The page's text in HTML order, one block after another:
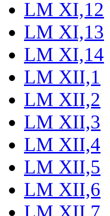
LM XI,12
LM XI,13
LM XI,14
LM XII,1
LM XII,2
LM XII,3
LM XII,4
LM XII,5
LM XII,6
LM XII,7